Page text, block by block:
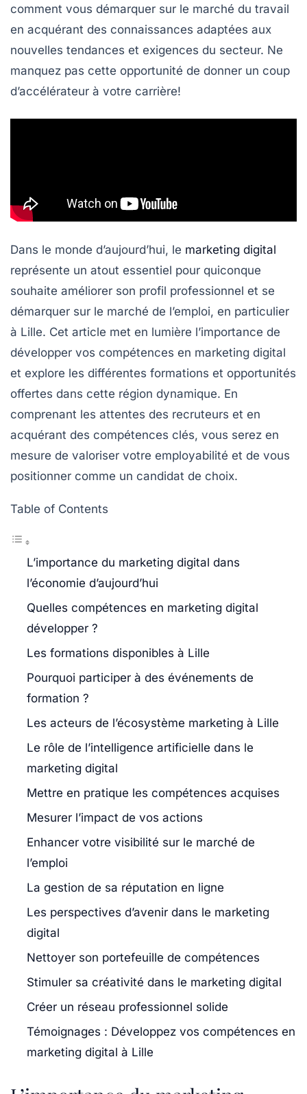
comment vous démarquer sur le marché du travail
en acquérant des connaissances adaptées aux
nouvelles tendances et exigences du secteur. Ne
manquez pas cette opportunité de donner un coup
d’accélérateur à votre carrière!
Dans le monde d’aujourd’hui, le marketing digital
représente un atout essentiel pour quiconque
souhaite améliorer son profil professionnel et se
démarquer sur le marché de l’emploi, en particulier
à Lille. Cet article met en lumière l’importance de
développer vos compétences en marketing digital
et explore les différentes formations et opportunités
offertes dans cette région dynamique. En
comprenant les attentes des recruteurs et en
acquérant des compétences clés, vous serez en
mesure de valoriser votre employabilité et de vous
positionner comme un candidat de choix.
Table of Contents
L’importance du marketing digital dans
l’économie d’aujourd’hui
Quelles compétences en marketing digital
développer ?
Les formations disponibles à Lille
Pourquoi participer à des événements de
formation ?
Les acteurs de l’écosystème marketing à Lille
Le rôle de l’intelligence artificielle dans le
marketing digital
Mettre en pratique les compétences acquises
Mesurer l’impact de vos actions
Enhancer votre visibilité sur le marché de
l’emploi
La gestion de sa réputation en ligne
Les perspectives d’avenir dans le marketing
digital
Nettoyer son portefeuille de compétences
Stimuler sa créativité dans le marketing digital
Créer un réseau professionnel solide
Témoignages : Développez vos compétences en
marketing digital à Lille